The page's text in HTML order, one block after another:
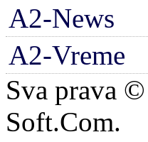
A2-News
A2-Vreme
Sva prava
Soft.Com.